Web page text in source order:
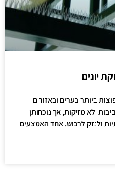
יונים
ביותר בערים ובאזורים
ולא מזיקות, אך נוכחותן
ולנזק לרכוש. אחד האמצעים